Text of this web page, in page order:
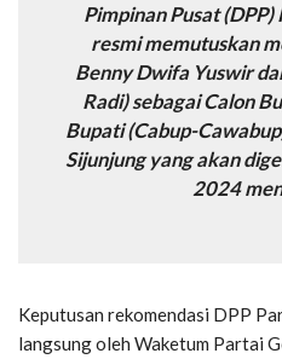
Pimpinan Pusat
resmi memutuskan
Benny Dwifa Yuswir
Radi) sebagai Calon
Bupati (Cabup-
Sijunjung yang akan
2024
Keputusan rekomendasi DPP
langsung oleh Waketum Partai